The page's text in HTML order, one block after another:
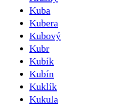
Kuba
Kubera
Kubový
Kubr
Kubík
Kubín
Kuklík
Kukula